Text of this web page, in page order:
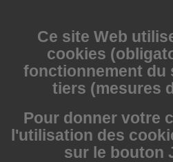
Ce site Web
cookies
fonctionnement du
tiers (mesures
Pour donner votre
l'utilisation des
sur le bouton